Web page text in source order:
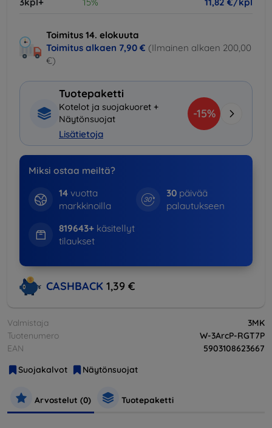
Toimitus 14. elokuuta
Toimitus alkaen 7,90 € (Ilmainen alkaen 200,00
€)
Tuotepaketti
Kotelot ja suojakuoret +
Näytönsuojat
Lisätietoja
-15%
Miksi ostaa meiltä?
14vuotta
markkinoilla
30 päivää
palautukseen
819643+käsitellyt
tilaukset
CASHBACK 1,39 €
Valmistaja
3MK
Tuotenumero
W-3ArcP-RGT7P
EAN
5903108623667
Suojakalvot
Näytönsuojat
Arvostelut (0) Tuotepaketti